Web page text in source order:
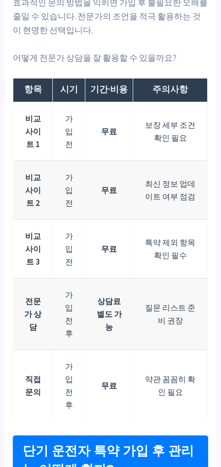
효과적인 문의 방법을 익히면 가입 후 불필요한 오해를
줄일 수 있습니다. 전문가의 조언을 적극 활용하는 것
이 현명한 선택입니다.
어떻게 전문가 상담을 잘 활용할 수 있을까요?
항목 시기 기간·비용 주의사항
비교
사이
트 1
가
입
전
무료
보장 세부 조건
확인 필요
비교
사이
트 2
가
입
전
무료
최신 정보 업데
이트 여부 점검
비교
사이
트 3
가
입
전
무료
특약 제외 항목
확인 필수
전문
가 상
담
가
입
전
후
상담료
별도 가
능
질문 리스트 준
비 권장
직접
문의
가
입
전
후
무료
약관 꼼꼼히 확
인 필요
단기 운전자 특약 가입 후 관리